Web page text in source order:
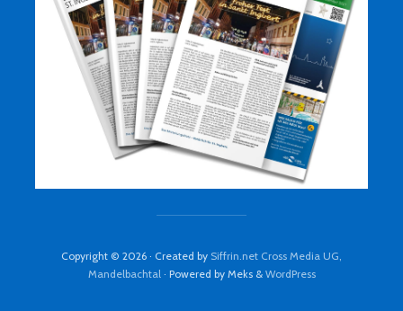
Copyright © 2026 · Created by Siffrin.net Cross Media UG,
Mandelbachtal· Powered by Meks & WordPress